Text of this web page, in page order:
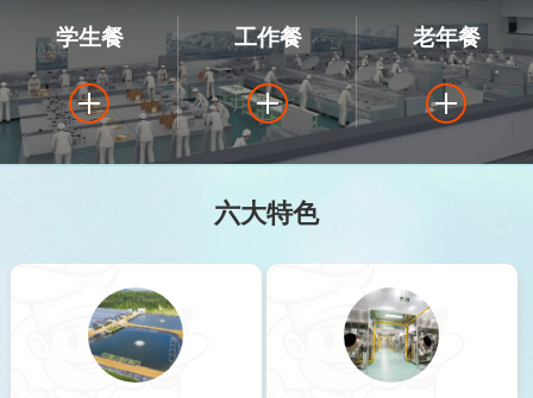
学生餐 工作餐 老年餐
六大特色